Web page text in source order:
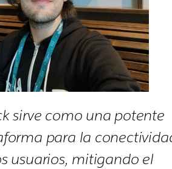
sirve como una potente
para la
usuarios, mitigando el